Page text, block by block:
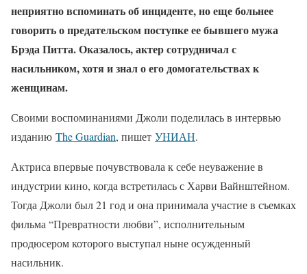
неприятно вспоминать об инциденте, но еще больнее
говорить о предательском поступке ее бывшего мужа
Брэда Питта. Оказалось, актер сотрудничал с
насильником, хотя и знал о его домогательствах к
женщинам.
Своими воспоминаниями Джоли поделилась в интервью
изданию The Guardian, пишет УНИАН.
Актриса впервые почувствовала к себе неуважение в
индустрии кино, когда встретилась с Харви Вайнштейном.
Тогда Джоли был 21 год и она принимала участие в съемках
фильма “Превратности любви”, исполнительным
продюсером которого выступал ныне осужденный
насильник.